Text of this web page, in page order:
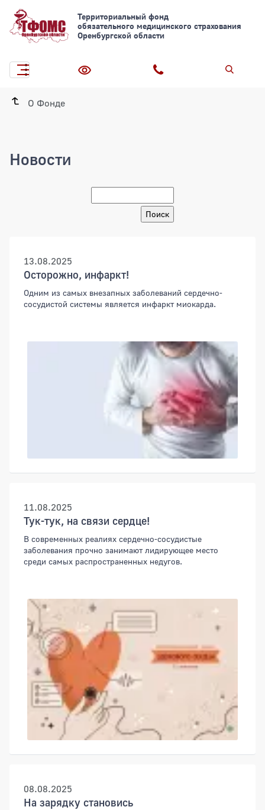
Территориальный фонд
обязательного медицинского страхования
Оренбургской области
О Фонде
Новости
13.08.2025
Осторожно, инфаркт!
Одним из самых внезапных заболеваний сердечно-
сосудистой системы является инфаркт миокарда.
11.08.2025
Тук-тук, на связи сердце!
В современных реалиях сердечно-сосудистые
заболевания прочно занимают лидирующее место
среди самых распространенных недугов.
08.08.2025
На зарядку становись